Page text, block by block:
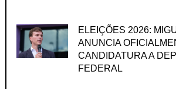
ELEIÇÕES 2026:
ANUNCIA
CANDIDATURA A
FEDERAL